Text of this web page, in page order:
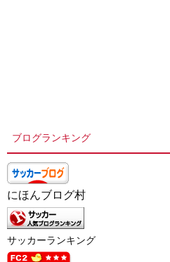
ブログランキング
にほんブログ村
サッカーランキング